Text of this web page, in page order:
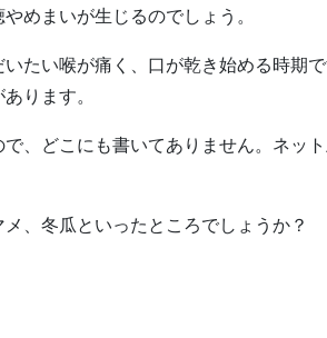
めまいが生じるのでしょう。
たい喉が痛く、口が乾き始める時期
ります。
、どこにも書いてありません。ネッ
、冬瓜といったところでしょうか？